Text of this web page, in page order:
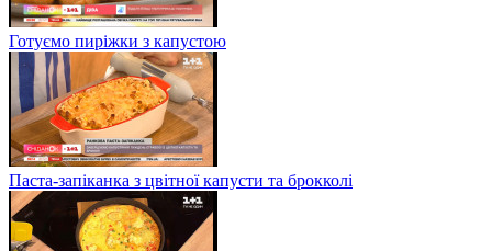
Готуємо пиріжки з капустою
Паста-запіканка з цвітної капусти та брокколі